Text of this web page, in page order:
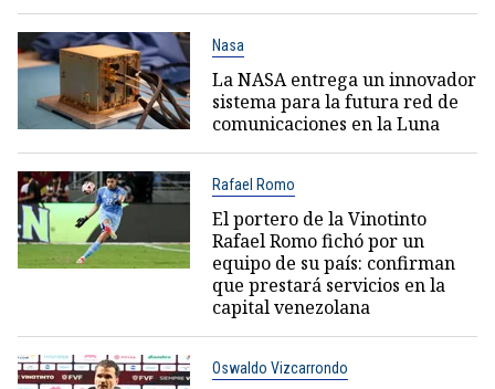
Nasa
La NASA entrega un innovador
sistema para la futura red de
comunicaciones en la Luna
Rafael Romo
El portero de la Vinotinto
Rafael Romo fichó por un
equipo de su país: confirman
que prestará servicios en la
capital venezolana
Oswaldo Vizcarrondo